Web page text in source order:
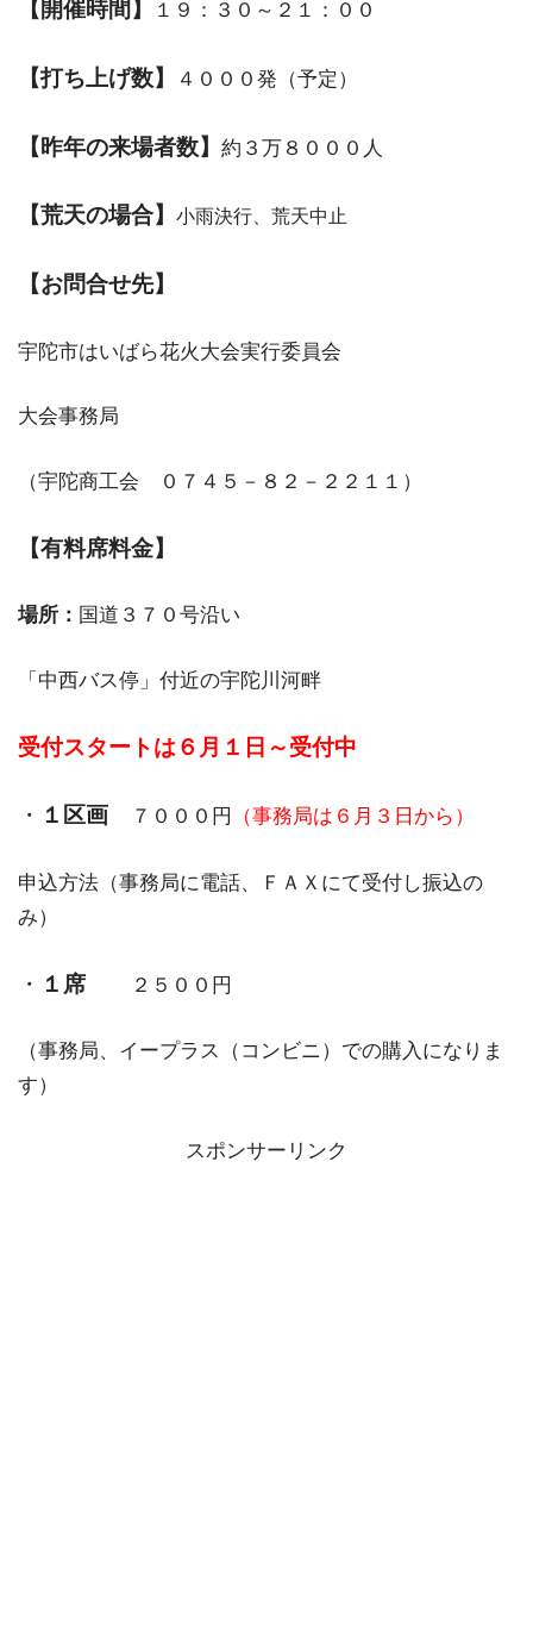
【開催時間】 １９：３０～２１：００
【打ち上げ数】 ４０００発（予定）
【昨年の来場者数】 約３万８０００人
【荒天の場合】 小雨決行、荒天中止
【お問合せ先】
宇陀市はいばら花火大会実行委員会
大会事務局
（宇陀商工会 ０７４５－８２－２２１１）
【有料席料金】
場所： 国道３７０号沿い
「中西バス停」付近の宇陀川河畔
受付スタートは６月１日～受付中
・ １区画 ７０００円 （事務局は６月３日から）
申込方法（事務局に電話、ＦＡＸにて受付し振込の
み）
・ １席 ２５００円
（事務局、イープラス（コンビニ）での購入になりま
す）
スポンサーリンク